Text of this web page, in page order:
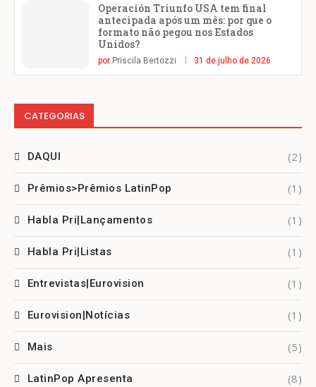
Operación Triunfo USA tem final
antecipada após um mês: por que o
formato não pegou nos Estados
Unidos?
por Priscila Bertozzi 31 de julho de 2026
CATEGORIAS
DAQUI (2)
Prêmios>Prêmios LatinPop (1)
Habla Pri|Lançamentos (1)
Habla Pri|Listas (1)
Entrevistas|Eurovision (1)
Eurovision|Notícias (1)
Mais (5)
LatinPop Apresenta (8)